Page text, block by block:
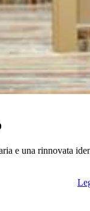
e una rinnovata